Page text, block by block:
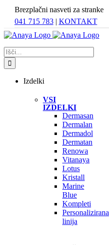
Skip
content
Brezplačni nasveti za stranke
041 715 783| KONTAKT
Search
for:
Izdelki
VSI
IZDELKI
Dermasan
Dermalan
Dermadol
Dermatan
Renowa
Vitanaya
Lotus
Kristall
Marine
Blue
Kompleti
Personalizirana
linija